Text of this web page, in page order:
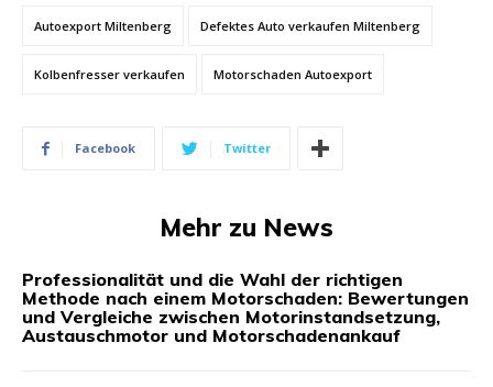
Autoexport Miltenberg Defektes Auto verkaufen Miltenberg
Kolbenfresser verkaufen Motorschaden Autoexport
Facebook Twitter
Mehr zu News
Professionalität und die Wahl der richtigen
Methode nach einem Motorschaden: Bewertungen
und Vergleiche zwischen Motorinstandsetzung,
Austauschmotor und Motorschadenankauf